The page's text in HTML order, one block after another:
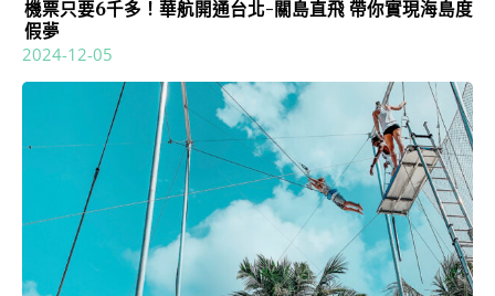
機票只要6千多！華航開通台北-關島直飛 帶你實現海島度
假夢
2024-12-05